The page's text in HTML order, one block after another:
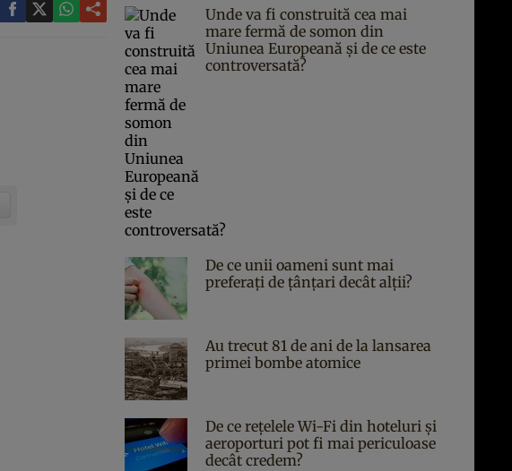
Unde va fi construită cea mai
mare fermă de somon din
Uniunea Europeană și de ce este
controversată?
De ce unii oameni sunt mai
preferați de țânțari decât alții?
Au trecut 81 de ani de la lansarea
primei bombe atomice
De ce rețelele Wi-Fi din hoteluri și
aeroporturi pot fi mai periculoase
decât credem?